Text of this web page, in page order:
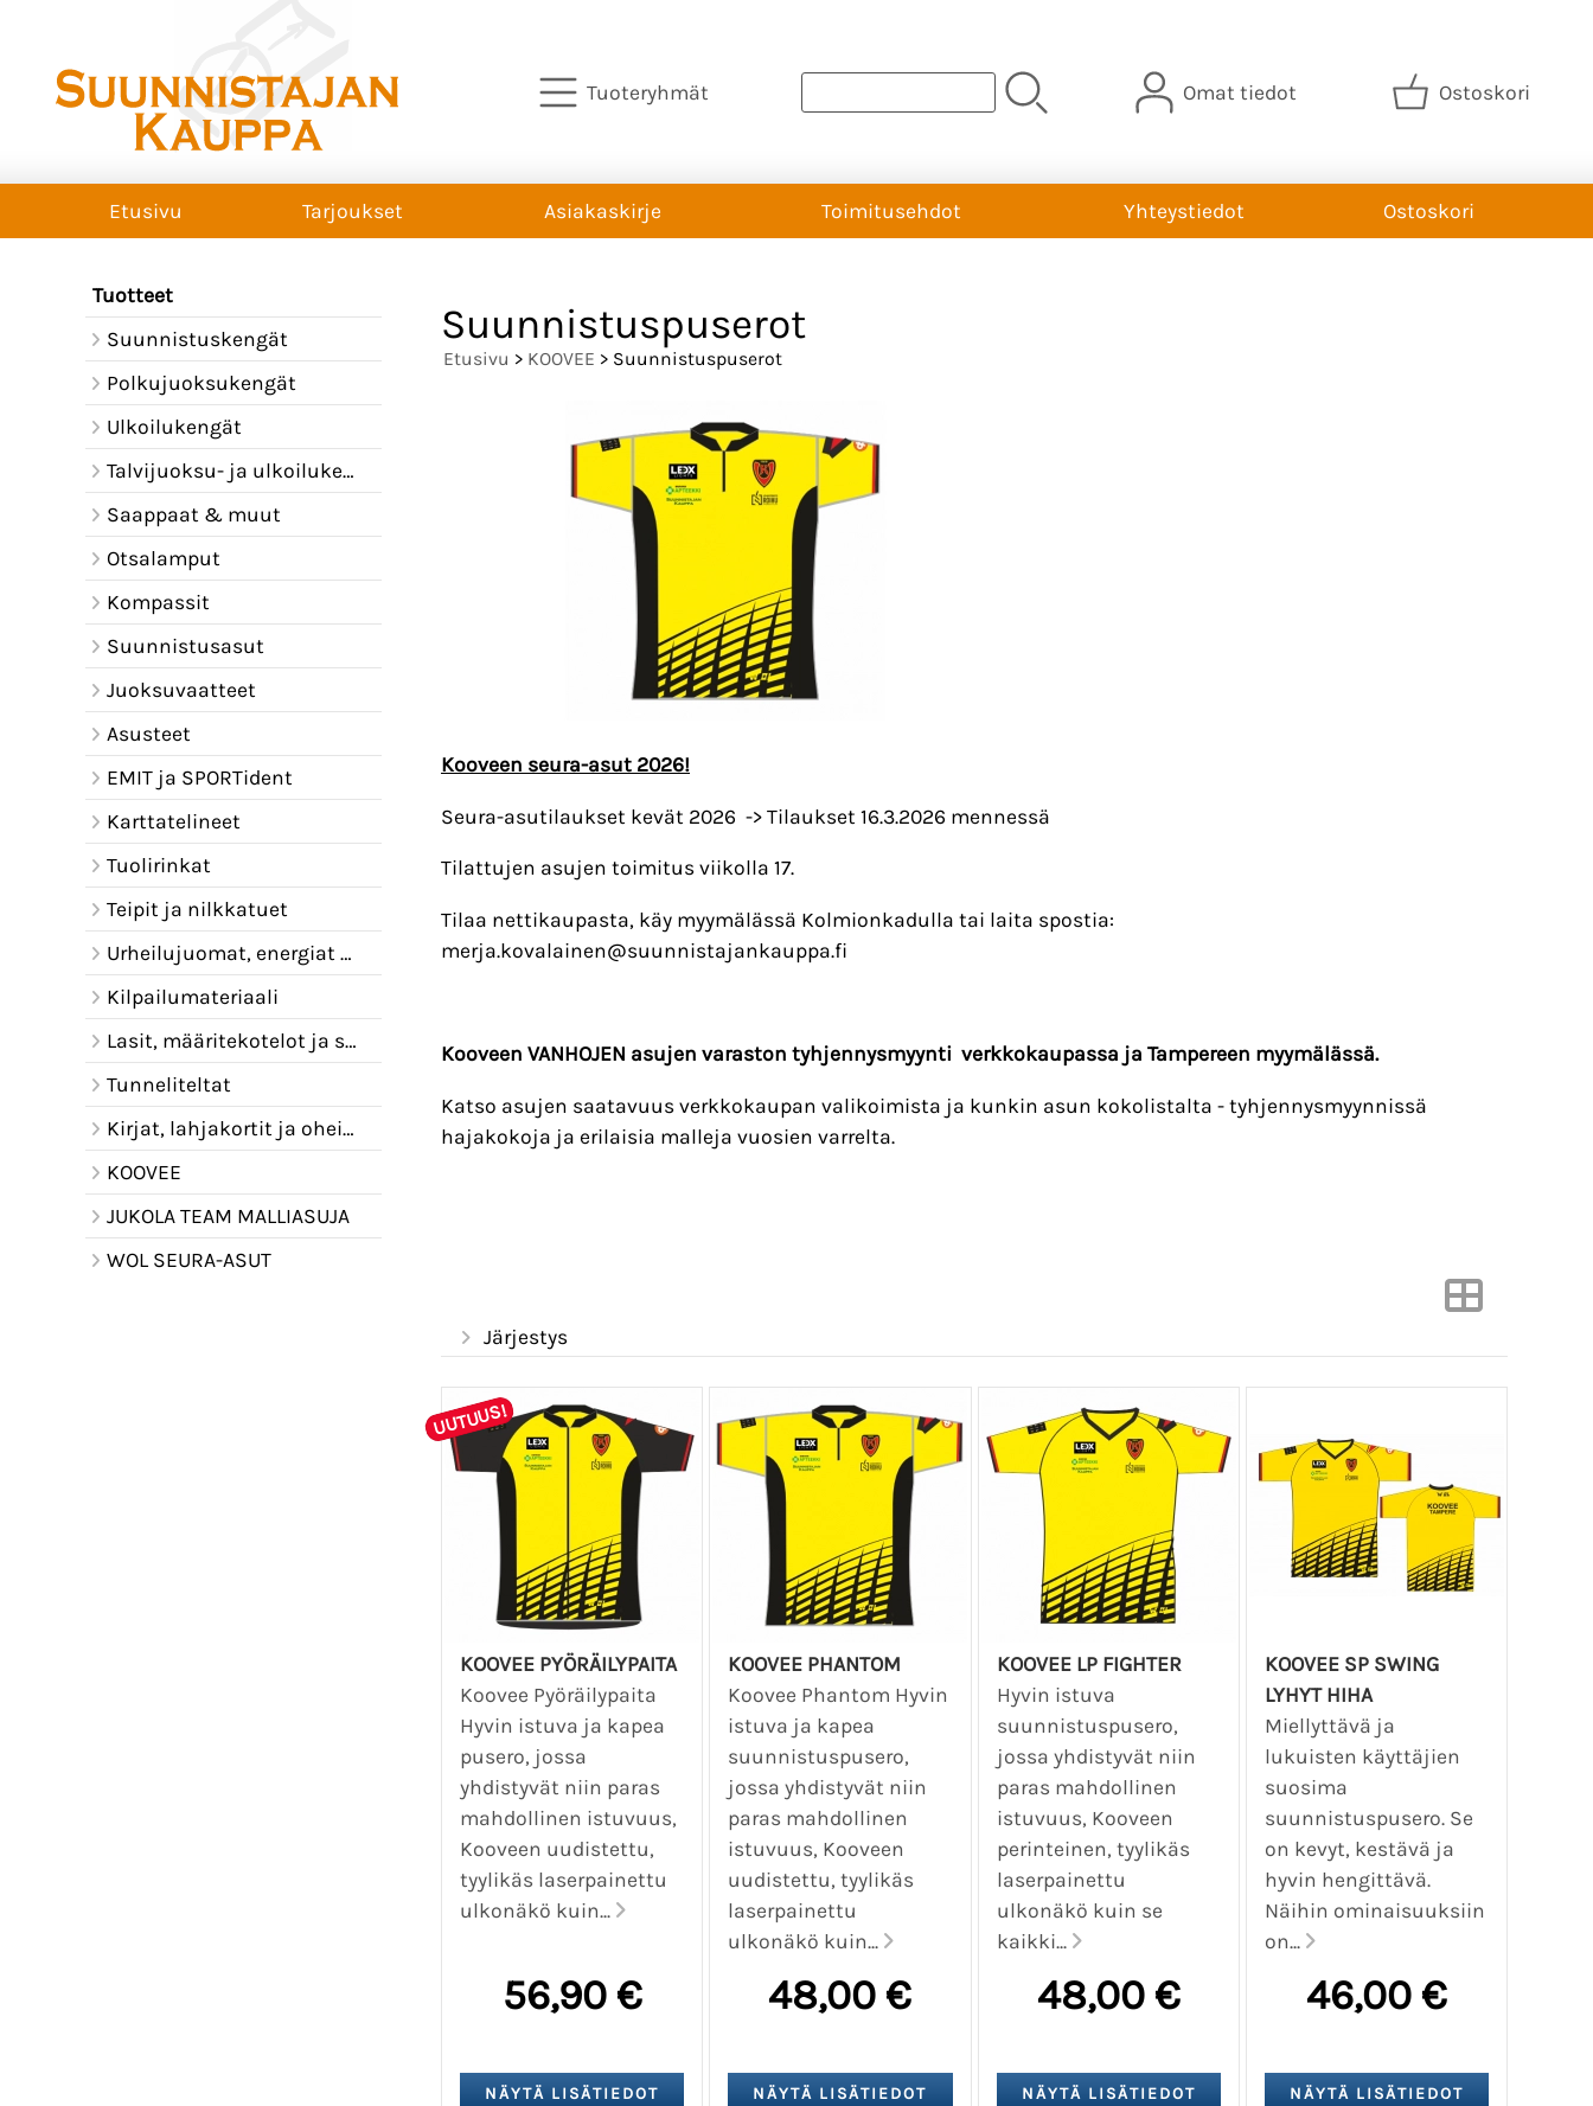
Tuoteryhmät Omat tiedot Ostoskori
Etusivu Tarjoukset Asiakaskirje Toimitusehdot Yhteystiedot Ostoskori
Tuotteet
Suunnistuskengät
Polkujuoksukengät
Ulkoilukengät
Talvijuoksu- ja ulkoilukengät
Saappaat & muut
Otsalamput
Kompassit
Suunnistusasut
Juoksuvaatteet
Asusteet
EMIT ja SPORTident
Karttatelineet
Tuolirinkat
Teipit ja nilkkatuet
Urheilujuomat, energiat ja juomavyöt
Kilpailumateriaali
Lasit, määritekotelot ja sadelipat
Tunneliteltat
Kirjat, lahjakortit ja oheistuotteet
KOOVEE
JUKOLA TEAM MALLIASUJA
WOL SEURA-ASUT
Suunnistuspuserot
Etusivu > KOOVEE > Suunnistuspuserot
Kooveen seura-asut 2026!
Seura-asutilaukset kevät 2026 -> Tilaukset 16.3.2026 mennessä
Tilattujen asujen toimitus viikolla 17.
Tilaa nettikaupasta, käy myymälässä Kolmionkadulla tai laita spostia:
merja.kovalainen@suunnistajankauppa.fi
Kooveen VANHOJEN asujen varaston tyhjennysmyynti verkkokaupassa ja Tampereen myymälässä.
Katso asujen saatavuus verkkokaupan valikoimista ja kunkin asun kokolistalta - tyhjennysmyynnissä
hajakokoja ja erilaisia malleja vuosien varrelta.
Järjestys
UUTUUS!
KOOVEE PYÖRÄILYPAITA
Koovee Pyöräilypaita
Hyvin istuva ja kapea
pusero, jossa
yhdistyvät niin paras
mahdollinen istuvuus,
Kooveen uudistettu,
tyylikäs laserpainettu
ulkonäkö kuin...
56,90 €
KOOVEE PHANTOM
Koovee Phantom Hyvin
istuva ja kapea
suunnistuspusero,
jossa yhdistyvät niin
paras mahdollinen
istuvuus, Kooveen
uudistettu, tyylikäs
laserpainettu
ulkonäkö kuin...
48,00 €
KOOVEE LP FIGHTER
Hyvin istuva
suunnistuspusero,
jossa yhdistyvät niin
paras mahdollinen
istuvuus, Kooveen
perinteinen, tyylikäs
laserpainettu
ulkonäkö kuin se
kaikki...
48,00 €
KOOVEE SP SWING
LYHYT HIHA
Miellyttävä ja
lukuisten käyttäjien
suosima
suunnistuspusero. Se
on kevyt, kestävä ja
hyvin hengittävä.
Näihin ominaisuuksiin
on...
46,00 €